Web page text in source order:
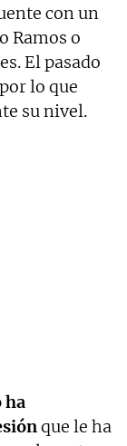
con un
Ramos o
El pasado
lo que
su nivel.
ha
que le ha